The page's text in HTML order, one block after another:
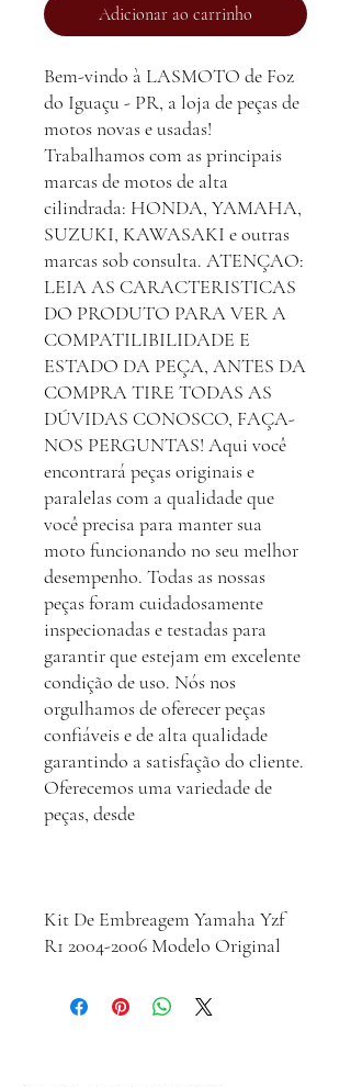
Adicionar ao carrinho
Bem-vindo à LASMOTO de Foz
do Iguaçu - PR, a loja de peças de
motos novas e usadas!
Trabalhamos com as principais
marcas de motos de alta
cilindrada: HONDA, YAMAHA,
SUZUKI, KAWASAKI e outras
marcas sob consulta. ATENÇAO:
LEIA AS CARACTERISTICAS
DO PRODUTO PARA VER A
COMPATILIBILIDADE E
ESTADO DA PEÇA, ANTES DA
COMPRA TIRE TODAS AS
DÚVIDAS CONOSCO, FAÇA-
NOS PERGUNTAS! Aqui você
encontrará peças originais e
paralelas com a qualidade que
você precisa para manter sua
moto funcionando no seu melhor
desempenho. Todas as nossas
peças foram cuidadosamente
inspecionadas e testadas para
garantir que estejam em excelente
condição de uso. Nós nos
orgulhamos de oferecer peças
confiáveis e de alta qualidade
garantindo a satisfação do cliente.
Oferecemos uma variedade de
peças, desde
Kit De Embreagem Yamaha Yzf
R1 2004-2006 Modelo Original